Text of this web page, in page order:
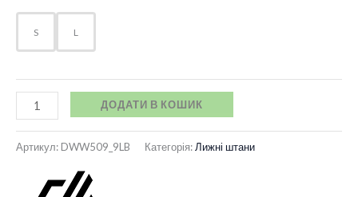
S L
ДОДАТИ В КОШИК
Артикул:DWW509_9LB Категорія: Лижні штани